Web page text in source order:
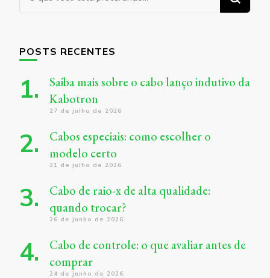
algo?
POSTS RECENTES
Saiba mais sobre o cabo lanço indutivo da
Kabotron
27 de julho de 2026
Cabos especiais: como escolher o
modelo certo
21 de julho de 2026
Cabo de raio-x de alta qualidade:
quando trocar?
26 de junho de 2026
Cabo de controle: o que avaliar antes de
comprar
24 de junho de 2026